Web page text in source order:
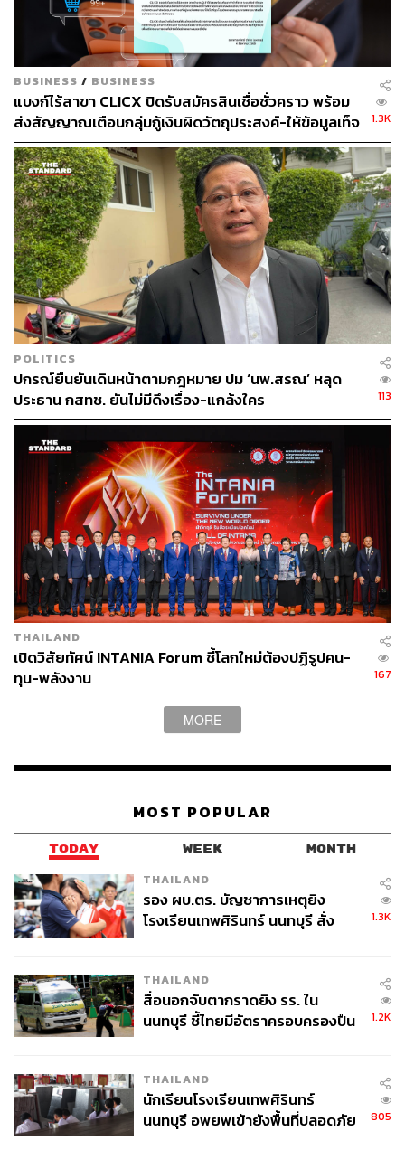
Mode ซึ่งเป็นโหมดที่จะทำให้อุปกรณ์ที่รองรับ NFC อย่าง
สมาร์ทโฟน ทำงานเสมือนเป็นบัตรที่ผู้ใช้งานแค่แตะกับ
อุปกรณ์อ่านข้อมูลหรือตัวรับสัญญาณ โดยไม่ต้องสัมผัสกับ
เครื่องโดยตรง (Contactless) ก็สามารถชำระค่าสินค้าและ
บริการได้
ข้อควรระวังของ NFC
อย่างไรก็ดี การใช้งานเทคโนโลยี NFC ก็มีข้อควรระวัง
เนื่องจากระบบการทำงานของ NFC ถูกออกแบบมาเพื่อให้
สามารถแลกเปลี่ยนข้อมูลได้อย่างรวดเร็ว จึงไม่ได้มีการ
ตรวจสอบหรือยืนยันตัวบุคคลที่ซับซ้อนมาก ผู้ใช้งานควร
ตระหนักอยู่เสมอว่าระบบที่ใช้งานอยู่อาจไม่มีการรักษาความ
มั่นคงปลอดภัยที่ดีพอ จึงควรใช้งานด้วยความระมัดระวัง
ดังนี้
ก่อนการใช้งานควรตรวจสอบอุปกรณ์อ่านข้อมูลหรือ
ตัวรับสัญญาณ NFC ว่ามีอุปกรณ์แปลกปลอมติดตั้งอยู่
ไม่ควรนำสมาร์ทโฟนไปแตะเข้ากับอุปกรณ์อ่านข้อมูล
หรือตัวรับสัญญาณที่น่าสงสัย
เมื่อใช้งานเสร็จแล้ว ควรปิดการเชื่อมต่อ NFC เพื่อ
ป้องกันการขโมยข้อมูล
ระมัดระวังในการเก็บข้อมูลสำคัญไว้ในสมาร์ทโฟน
ควรกำหนดรหัสผ่านสำหรับการใช้งานสมาร์ทโฟน เพื่อ
ป้องกันผู้ไม่หวังดีนำข้อมูลไปใช้ในกรณีที่ทำสมาร์ท
โฟนสูญหาย
สามารถติดตาม THE STANDARD WEALTH
ธนาคารแห่งประเทศไทย
ธุรกรรมทางการเงิน
830
ABOUT THE AUTHOR
ดำรงเกียรติ มาลา
Content Creator THE STANDARD WEALTH
BUSINESS / BUSINESS
แบงก์ไร้สาขา CLICX ปิดรับสมัครสินเชื่อชั่วคราว พร้อม
ส่งสัญญาณเตือนกลุ่มกู้เงินผิดวัตถุประสงค์-ให้ข้อมูลเท็จ
เตรียมดำเนินคดีเด็ดขาด
1.3K
POLITICS
ปกรณ์ยืนยันเดินหน้าตามกฎหมาย ปม ‘นพ.สรณ’ หลุด
ประธาน กสทช. ยันไม่มีดึงเรื่อง-แกล้งใคร
113
THAILAND
เปิดวิสัยทัศน์ INTANIA Forum ชี้โลกใหม่ต้องปฏิรูปคน-
ทุน-พลังงาน
167
MORE
MOST POPULAR
TODAY WEEK MONTH
THAILAND
รอง ผบ.ตร. บัญชาการเหตุยิง
โรงเรียนเทพศิรินทร์ นนทบุรี สั่ง
1.3K
THAILAND
สื่อนอกจับตากราดยิง รร. ใน
นนทบุรี ชี้ไทยมีอัตราครอบครองปืน
1.2K
THAILAND
นักเรียนโรงเรียนเทพศิรินทร์
นนทบุรี อพยพเข้ายังพื้นที่ปลอดภัย
805